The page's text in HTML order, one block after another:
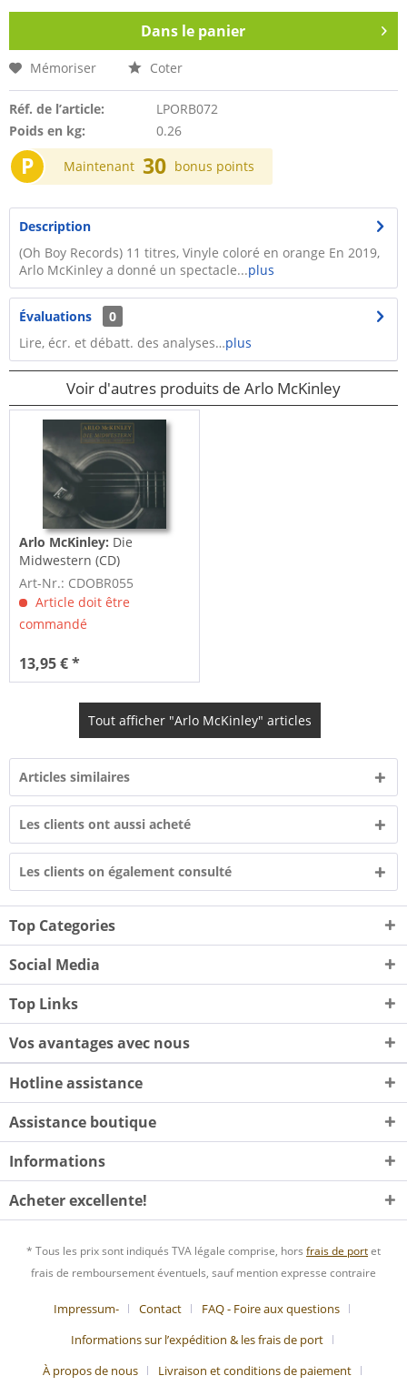
Dans le panier
Mémoriser Coter
Réf. de l’article:
LPORB072
Poids en kg:
0.26
P Maintenant 30 bonus points
Description
(Oh Boy Records) 11 titres, Vinyle coloré en orange En 2019,
Arlo McKinley a donné un spectacle...plus
Évaluations
0
Lire, écr. et débatt. des analyses…plus
Voir d'autres produits de Arlo McKinley
Arlo McKinley: Die
Midwestern (CD)
Art-Nr.: CDOBR055
Article doit être
commandé
13,95 € *
Tout afficher "Arlo McKinley" articles
Articles similaires
Les clients ont aussi acheté
Les clients on également consulté
Top Categories
Social Media
Top Links
Vos avantages avec nous
Hotline assistance
Assistance boutique
Informations
Acheter excellente!
* Tous les prix sont indiqués TVA légale comprise, hors frais de portet
frais de remboursement éventuels, sauf mention expresse contraire
Impressum- Contact
FAQ - Foire aux questions
Informations sur l’expédition & les frais de port
À propos de nous
Livraison et conditions de paiement